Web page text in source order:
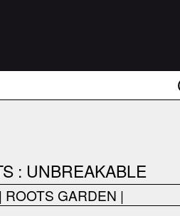
: UNBREAKABLE
| ROOTS GARDEN |